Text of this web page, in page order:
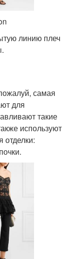
линию плеч
самая
для
такие
используют